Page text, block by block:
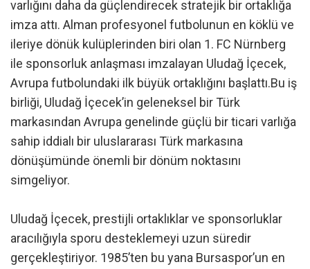
varlığını daha da güçlendirecek stratejik bir ortaklığa
imza attı. Alman profesyonel futbolunun en köklü ve
ileriye dönük kulüplerinden biri olan 1. FC Nürnberg
ile sponsorluk anlaşması imzalayan Uludağ İçecek,
Avrupa futbolundaki ilk büyük ortaklığını başlattı.Bu iş
birliği, Uludağ İçecek’in geleneksel bir Türk
markasından Avrupa genelinde güçlü bir ticari varlığa
sahip iddialı bir uluslararası Türk markasına
dönüşümünde önemli bir dönüm noktasını
simgeliyor.
Uludağ İçecek, prestijli ortaklıklar ve sponsorluklar
aracılığıyla sporu desteklemeyi uzun süredir
gerçekleştiriyor. 1985’ten bu yana Bursaspor’un en